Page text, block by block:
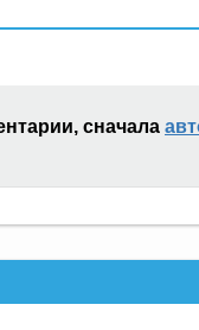
сначала